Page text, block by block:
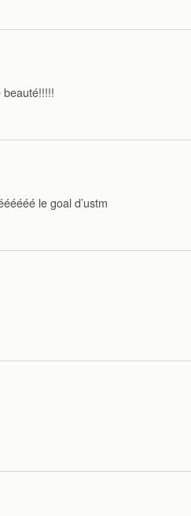
le goal d’ustm